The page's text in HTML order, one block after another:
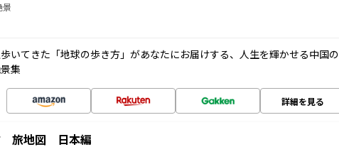
景
いてきた「地球の歩き方」があなたにお届けする、人生を輝かせる中国の
集
詳細を見る
旅地図 日本編